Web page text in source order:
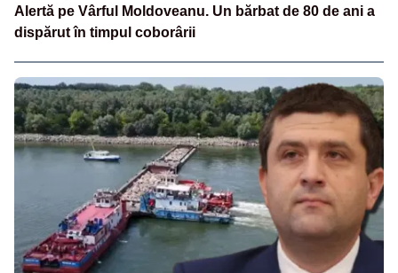
Alertă pe Vârful Moldoveanu. Un bărbat de 80 de ani a
dispărut în timpul coborârii